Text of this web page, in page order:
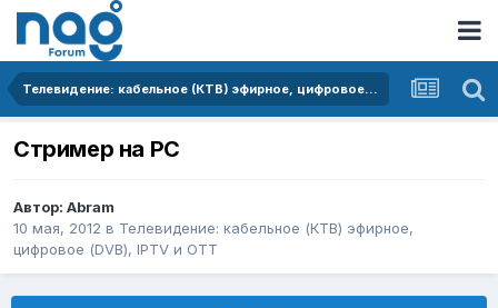
Телевидение: кабельное (КТВ) эфирное, цифровое (DVB), IPTV и OTT
Стример на PC
Автор: Abram
10 мая, 2012 в Телевидение: кабельное (КТВ) эфирное,
цифровое (DVB), IPTV и OTT